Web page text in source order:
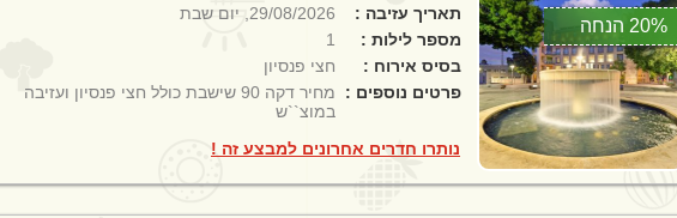
תאריך עזיבה :
29/08/2026, יום שבת
מספר לילות :
1
בסיס אירוח :
חצי פנסיון
פרטים נוספים :
מחיר דקה 90 שישבת כולל חצי פנסיון ועזיבה
במוצ``ש
נותרו חדרים אחרונים למבצע זה !
20% הנחה